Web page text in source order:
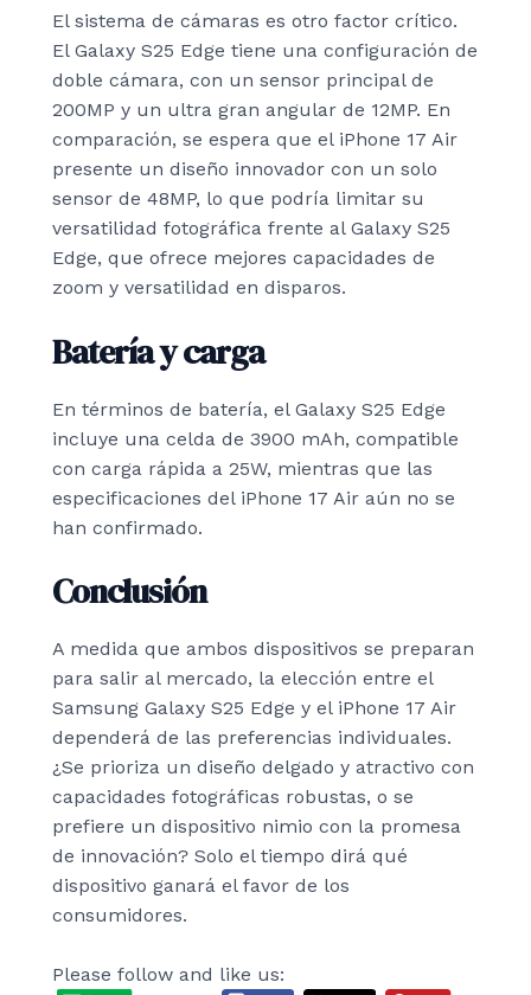
El sistema de cámaras es otro factor crítico.
El Galaxy S25 Edge tiene una configuración de
doble cámara, con un sensor principal de
200MP y un ultra gran angular de 12MP. En
comparación, se espera que el iPhone 17 Air
presente un diseño innovador con un solo
sensor de 48MP, lo que podría limitar su
versatilidad fotográfica frente al Galaxy S25
Edge, que ofrece mejores capacidades de
zoom y versatilidad en disparos.
Batería y carga
En términos de batería, el Galaxy S25 Edge
incluye una celda de 3900 mAh, compatible
con carga rápida a 25W, mientras que las
especificaciones del iPhone 17 Air aún no se
han confirmado.
Conclusión
A medida que ambos dispositivos se preparan
para salir al mercado, la elección entre el
Samsung Galaxy S25 Edge y el iPhone 17 Air
dependerá de las preferencias individuales.
¿Se prioriza un diseño delgado y atractivo con
capacidades fotográficas robustas, o se
prefiere un dispositivo nimio con la promesa
de innovación? Solo el tiempo dirá qué
dispositivo ganará el favor de los
consumidores.
Please follow and like us: